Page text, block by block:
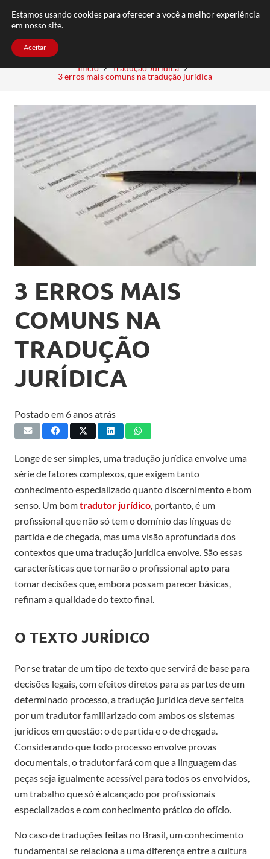
FAQ TRABALHE CONOSCO CONTATO
Início
Tradução Jurídica
3 erros mais comuns na tradução jurídica
3 ERROS MAIS
COMUNS NA
TRADUÇÃO
JURÍDICA
Postado em6 anos atrás
Longe de ser simples, uma tradução jurídica envolve uma
série de fatores complexos, que exigem tanto
conhecimento especializado quanto discernimento e bom
senso. Um bomtradutor jurídico , portanto, é um
profissional que não só tem o domínio das línguas de
partida e de chegada, mas uma visão aprofundada dos
contextos que uma tradução jurídica envolve. São essas
características que tornarão o profissional apto para
tomar decisões que, embora possam parecer básicas,
refinam a qualidade do texto final.
O TEXTO JURÍDICO
Por se tratar de um tipo de texto que servirá de base para
decisões legais, com efeitos diretos para as partes de um
determinado processo, a tradução jurídica deve ser feita
por um tradutor familiarizado com ambos os sistemas
jurídicos em questão: o de partida e o de chegada.
Considerando que todo processo envolve provas
documentais, o tradutor fará com que a linguagem das
peças seja igualmente acessível para todos os envolvidos,
um trabalho que só é alcançado por profissionais
especializados e com conhecimento prático do ofício.
No caso de traduções feitas no Brasil, um conhecimento
fundamental se relaciona a uma diferença entre a cultura
Estamos usando cookies para oferecer a você a melhor experiência
em nosso site.
Aceitar